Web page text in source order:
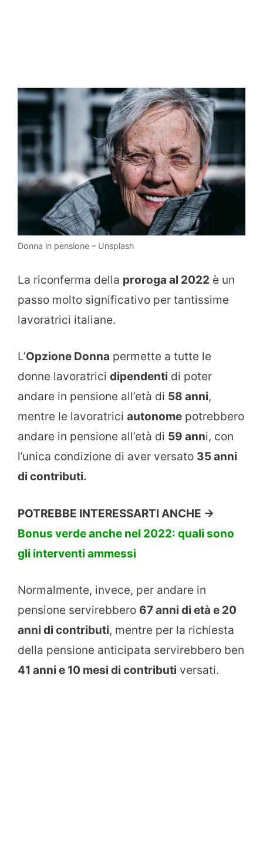
Donna in pensione – Unsplash
La riconferma della proroga al 2022 è un
passo molto significativo per tantissime
lavoratrici italiane.
L’Opzione Donna permette a tutte le
donne lavoratrici dipendenti di poter
andare in pensione all’età di 58 anni,
mentre le lavoratrici autonome potrebbero
andare in pensione all’età di 59 anni, con
l’unica condizione di aver versato 35 anni
di contributi.
POTREBBE INTERESSARTI ANCHE ->
Bonus verde anche nel 2022: quali sono
gli interventi ammessi
Normalmente, invece, per andare in
pensione servirebbero 67 anni di età e 20
anni di contributi, mentre per la richiesta
della pensione anticipata servirebbero ben
41 anni e 10 mesi di contributi versati.